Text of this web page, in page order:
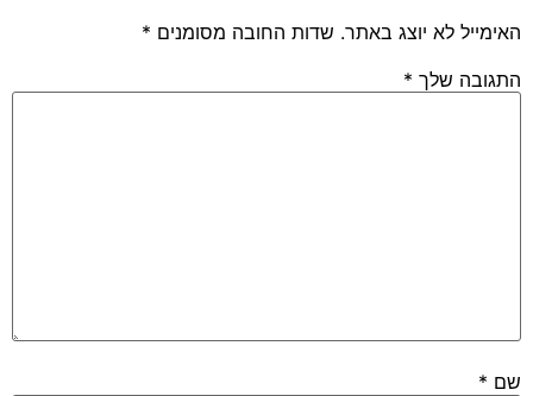
האימייל לא יוצג באתר. שדות החובה מסומנים *
התגובה שלך *
שם *